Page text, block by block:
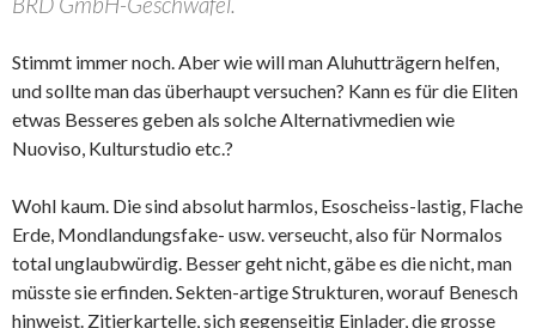
Stimmt immer noch. Aber wie will man Aluhutträgern helfen,
und sollte man das überhaupt versuchen? Kann es für die Eliten
etwas Besseres geben als solche Alternativmedien wie
Nuoviso, Kulturstudio etc.?
Wohl kaum. Die sind absolut harmlos, Esoscheiss-lastig, Flache
Erde, Mondlandungsfake- usw. verseucht, also für Normalos
total unglaubwürdig. Besser geht nicht, gäbe es die nicht, man
müsste sie erfinden. Sekten-artige Strukturen, worauf Benesch
hinweist. Zitierkartelle, sich gegenseitig Einlader, die grosse